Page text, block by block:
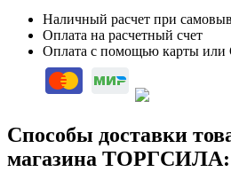
Наличный расчет при
Оплата на расчетный счет
Оплата с помощью карты
Способы доставки
магазина ТОРГСИЛА: